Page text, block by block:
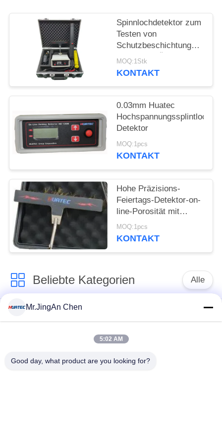
PRIVACY
POLICY
Spinnlochdetektor zum
Testen von
Schutzbeschichtungen
Fehler von Öl- und
Gasleitungen, Kabeln,
MOQ:1Stk
KONTAKT
0.03mm Huatec
Hochspannungssplintloch-
Detektor
MOQ:1pcs
KONTAKT
Hohe Präzisions-
Feiertags-Detektor-on-
line-Porosität mit
Digitalanzeige HD-120
MOQ:1pcs
KONTAKT
Beliebte Kategorien Alle
Ultraschallprüfgerät
Dickenmessung
Schichtdickenmessgerät
Härteprüfgerät
Mr.JingAn Chen
5:02 AM
Good day, what product are you looking for?